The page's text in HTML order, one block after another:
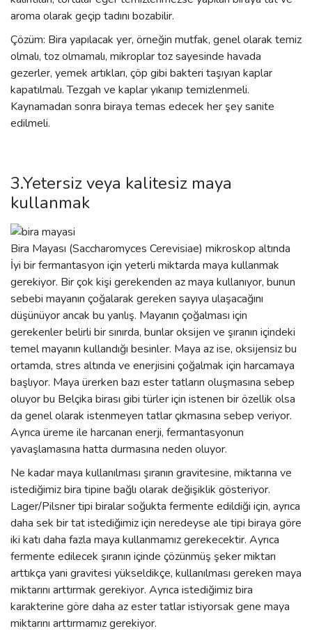
aroma olarak geçip tadını bozabilir.
Çözüm: Bira yapılacak yer, örneğin mutfak, genel olarak temiz
olmalı, toz olmamalı, mikroplar toz sayesinde havada
gezerler, yemek artıkları, çöp gibi bakteri taşıyan kaplar
kapatılmalı. Tezgah ve kaplar yıkanıp temizlenmeli.
Kaynamadan sonra biraya temas edecek her şey sanite
edilmeli.
3.Yetersiz veya kalitesiz maya
kullanmak
Bira Mayası (Saccharomyces Cerevisiae) mikroskop altında
İyi bir fermantasyon için yeterli miktarda maya kullanmak
gerekiyor. Bir çok kişi gerekenden az maya kullanıyor, bunun
sebebi mayanın çoğalarak gereken sayıya ulaşacağını
düşünüyor ancak bu yanlış. Mayanın çoğalması için
gerekenler belirli bir sınırda, bunlar oksijen ve şıranın içindeki
temel mayanın kullandığı besinler. Maya az ise, oksijensiz bu
ortamda, stres altında ve enerjisini çoğalmak için harcamaya
başlıyor. Maya ürerken bazı ester tatların oluşmasına sebep
oluyor bu Belçika birası gibi türler için istenen bir özellik olsa
da genel olarak istenmeyen tatlar çıkmasına sebep veriyor.
Ayrıca üreme ile harcanan enerji, fermantasyonun
yavaşlamasına hatta durmasına neden oluyor.
Ne kadar maya kullanılması şıranın gravitesine, miktarına ve
istediğimiz bira tipine bağlı olarak değişiklik gösteriyor.
Lager/Pilsner tipi biralar soğukta fermente edildiği için, ayrıca
daha sek bir tat istediğimiz için neredeyse ale tipi biraya göre
iki katı daha fazla maya kullanmamız gerekecektir. Ayrıca
fermente edilecek şıranın içinde çözünmüş şeker miktarı
arttıkça yani gravitesi yükseldikçe, kullanılması gereken maya
miktarını arttırmak gerekiyor. Ayrıca istediğimiz bira
karakterine göre daha az ester tatlar istiyorsak gene maya
miktarını arttırmamız gerekiyor.